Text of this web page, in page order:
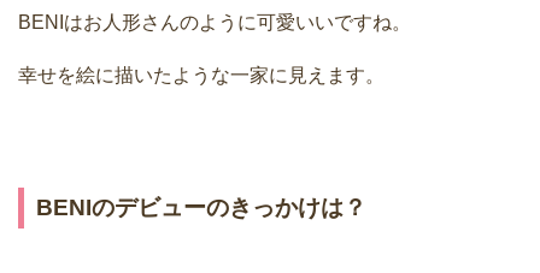
BENIはお人形さんのように可愛いいですね。
幸せを絵に描いたような一家に見えます。
BENIのデビューのきっかけは？